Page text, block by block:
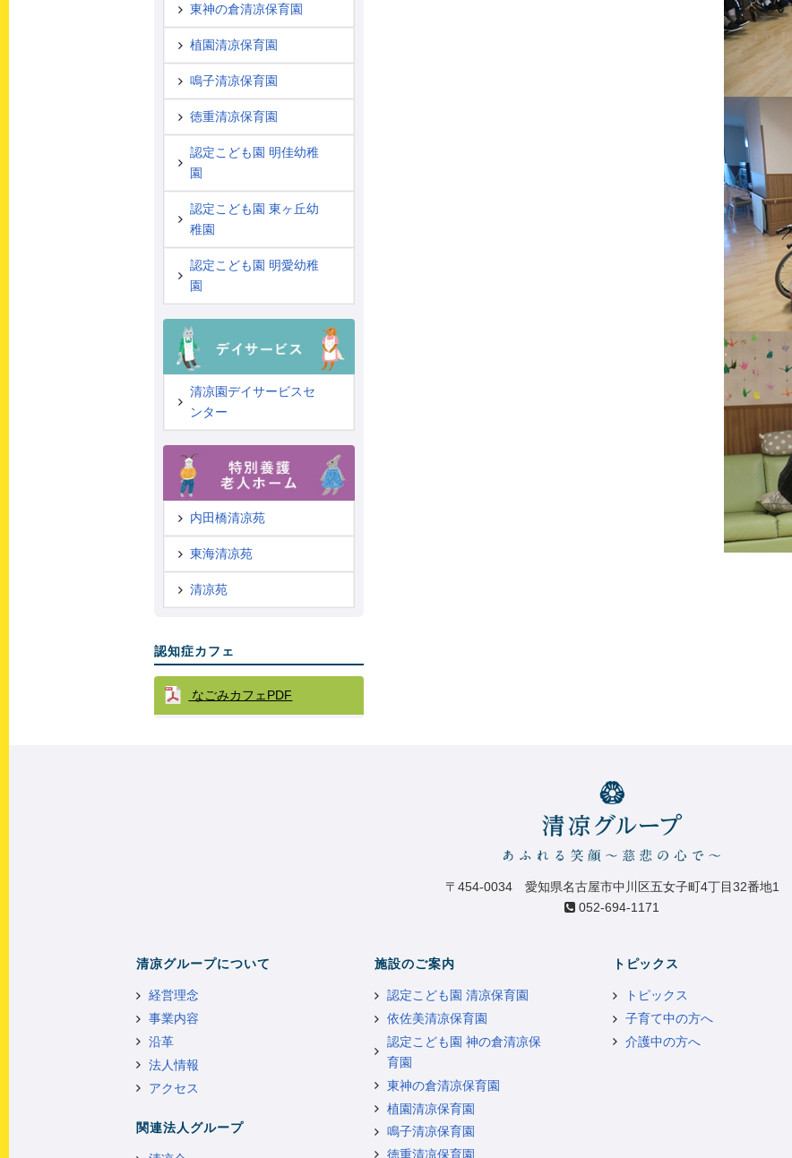
東神の倉清凉保育園
植園清凉保育園
鳴子清凉保育園
徳重清凉保育園
認定こども園 明佳幼稚
園
認定こども園 東ヶ丘幼
稚園
認定こども園 明愛幼稚
園
清凉園デイサービスセ
ンター
内田橋清凉苑
東海清凉苑
清凉苑
認知症カフェ
なごみカフェPDF
〒454-0034 愛知県名古屋市中川区五女子町4丁目32番地1
052-694-1171
清凉グループについて
経営理念
事業内容
沿革
法人情報
アクセス
関連法人グループ
施設のご案内
認定こども園 清凉保育園
依佐美清凉保育園
認定こども園 神の倉清凉保
育園
東神の倉清凉保育園
植園清凉保育園
鳴子清凉保育園
徳重清凉保育園
トピックス
トピックス
子育て中の方へ
介護中の方へ